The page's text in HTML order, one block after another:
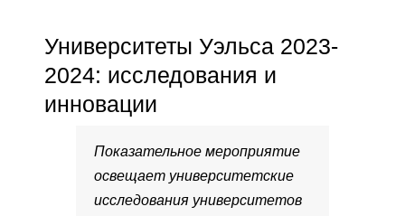
Университеты Уэльса 2023-
2024: исследования и
инновации
Показательное мероприятие
освещает университетские
исследования университетов